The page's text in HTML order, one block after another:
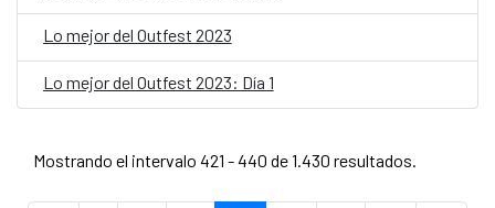
Lo mejor del Outfest 2023
Lo mejor del Outfest 2023: Día 1
Mostrando el intervalo 421 - 440 de 1.430 resultados.